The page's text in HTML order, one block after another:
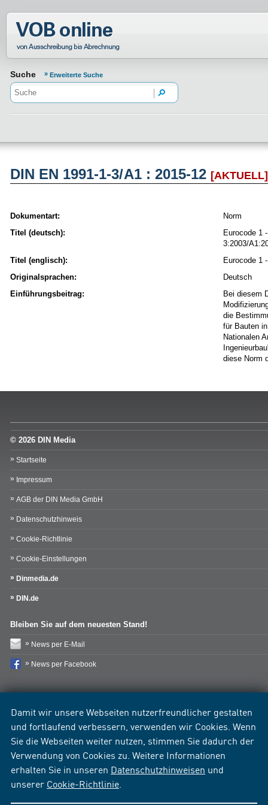
Damit wir unsere Webseiten nutzerfreundlicher gestalten
und fortlaufend verbessern, verwenden wir Cookies. Wenn
Sie die Webseiten weiter nutzen, stimmen Sie dadurch der
Verwendung von Cookies zu. Weitere Informationen
erhalten Sie in unseren Datenschutzhinweisen und
unserer Cookie-Richtlinie
Normenportal Barrierefreiheit
Suche Erweiterte Suche
DIN EN 1991-1-3/A1 : 2015-12 [AKTUELL]
Dokumentart:
Norm
Titel (deutsch):
Eurocode 1
3:2003/
Titel (englisch):
Eurocode 1
Originalsprachen:
Deutsch
Einführungsbeitrag:
Bei diesem
die
für Bauten
Nationalen
diese Norm
© 2026 DIN Media
Startseite
Impressum
AGB der DIN Media GmbH
Datenschutzhinweis
Cookie-Richtlinie
Cookie-Einstellungen
Dinmedia.de
DIN.de
Bleiben Sie auf dem neuesten Stand!
News per E-Mail
News per Facebook